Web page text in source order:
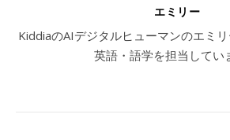
エミリー
KiddiaのAIデジタルヒューマンのエミ
英語・語学を担当してい